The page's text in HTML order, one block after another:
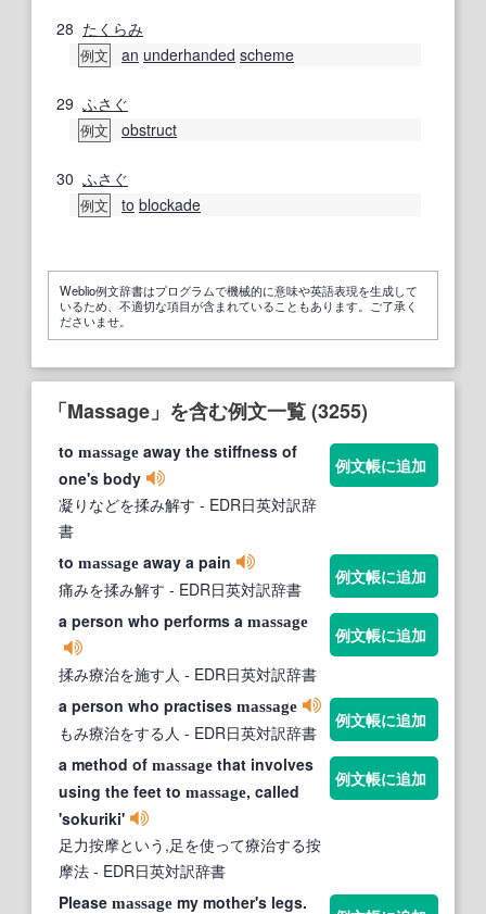
28 たくらみ
例文 an underhanded scheme
29 ふさぐ
例文 obstruct
30 ふさぐ
例文 to blockade
Weblio例文辞書はプログラムで機械的に意味や英語表現を生成して
いるため、不適切な項目が含まれていることもあります。ご了承く
ださいませ。
「Massage」を含む例文一覧 (3255)
to massage away the stiffness of
one's body
凝りなどを揉み解す - EDR日英対訳辞
書
例文帳に追加
to massage away a pain
痛みを揉み解す - EDR日英対訳辞書
例文帳に追加
a person who performs a massage
揉み療治を施す人 - EDR日英対訳辞書
例文帳に追加
a person who practises massage
もみ療治をする人 - EDR日英対訳辞書
例文帳に追加
a method of massage that involves
using the feet to massage, called
'sokuriki'
足力按摩という,足を使って療治する按
摩法 - EDR日英対訳辞書
例文帳に追加
Please massage my mother's legs.